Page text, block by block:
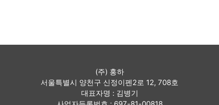
(주) 홍하
서울특별시 양천구 신정이펜2로 12, 708호
대표자명 : 김병기